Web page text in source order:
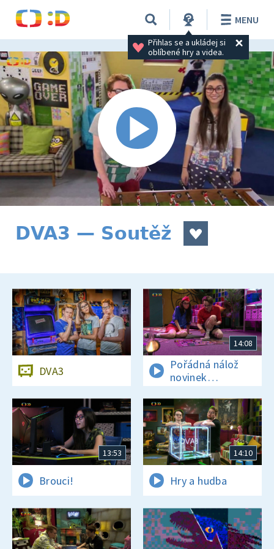
Přihlas se a ukládej si
oblíbené hry a videa.
MENU
DVA3 — Soutěž
DVA3
14:08
Pořádná nálož
novinek
a zajímavostí
13:53
Brouci!
14:10
Hry a hudba